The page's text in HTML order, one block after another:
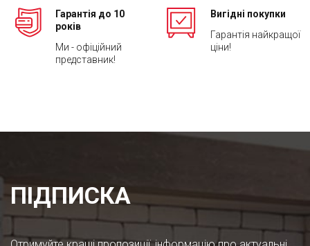
Гарантія до 10
років
Ми - офіційний
представник!
Вигідні покупки
Гарантія найкращої
ціни!
ПІДПИСКА